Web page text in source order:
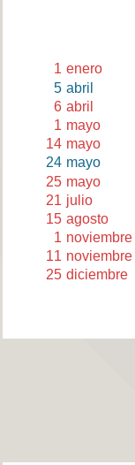
1 enero
5 abril
6 abril
1 mayo
14 mayo
24 mayo
25 mayo
21 julio
15 agosto
1 noviembre
11 noviembre
25 diciembre